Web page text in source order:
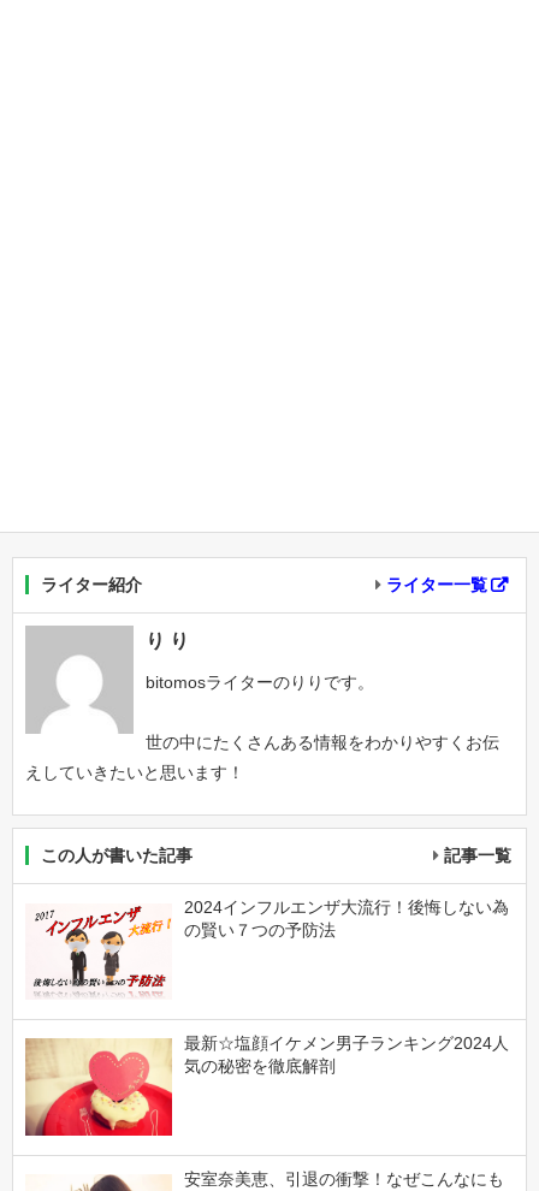
ライター紹介 ライター一覧
り り
bitomosライターのりりです。
世の中にたくさんある情報をわかりやすくお伝
えしていきたいと思います！
この人が書いた記事 記事一覧
2024インフルエンザ大流行！後悔しない為
の賢い７つの予防法
最新☆塩顔イケメン男子ランキング2024人
気の秘密を徹底解剖
安室奈美恵、引退の衝撃！なぜこんなにも